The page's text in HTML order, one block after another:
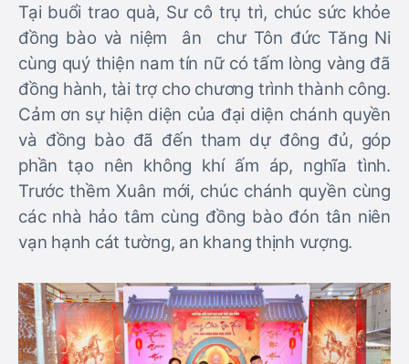
Tại buổi trao quà, Sư cô trụ trì, chúc sức khỏe
đồng bào và niệm ân chư Tôn đức Tăng Ni
cùng quý thiện nam tín nữ có tấm lòng vàng đã
đồng hành, tài trợ cho chương trình thành công.
Cảm ơn sự hiện diện của đại diện chánh quyền
và đồng bào đã đến tham dự đông đủ, góp
phần tạo nên không khí ấm áp, nghĩa tình.
Trước thềm Xuân mới, chúc chánh quyền cùng
các nhà hảo tâm cùng đồng bào đón tân niên
vạn hạnh cát tường, an khang thịnh vượng.